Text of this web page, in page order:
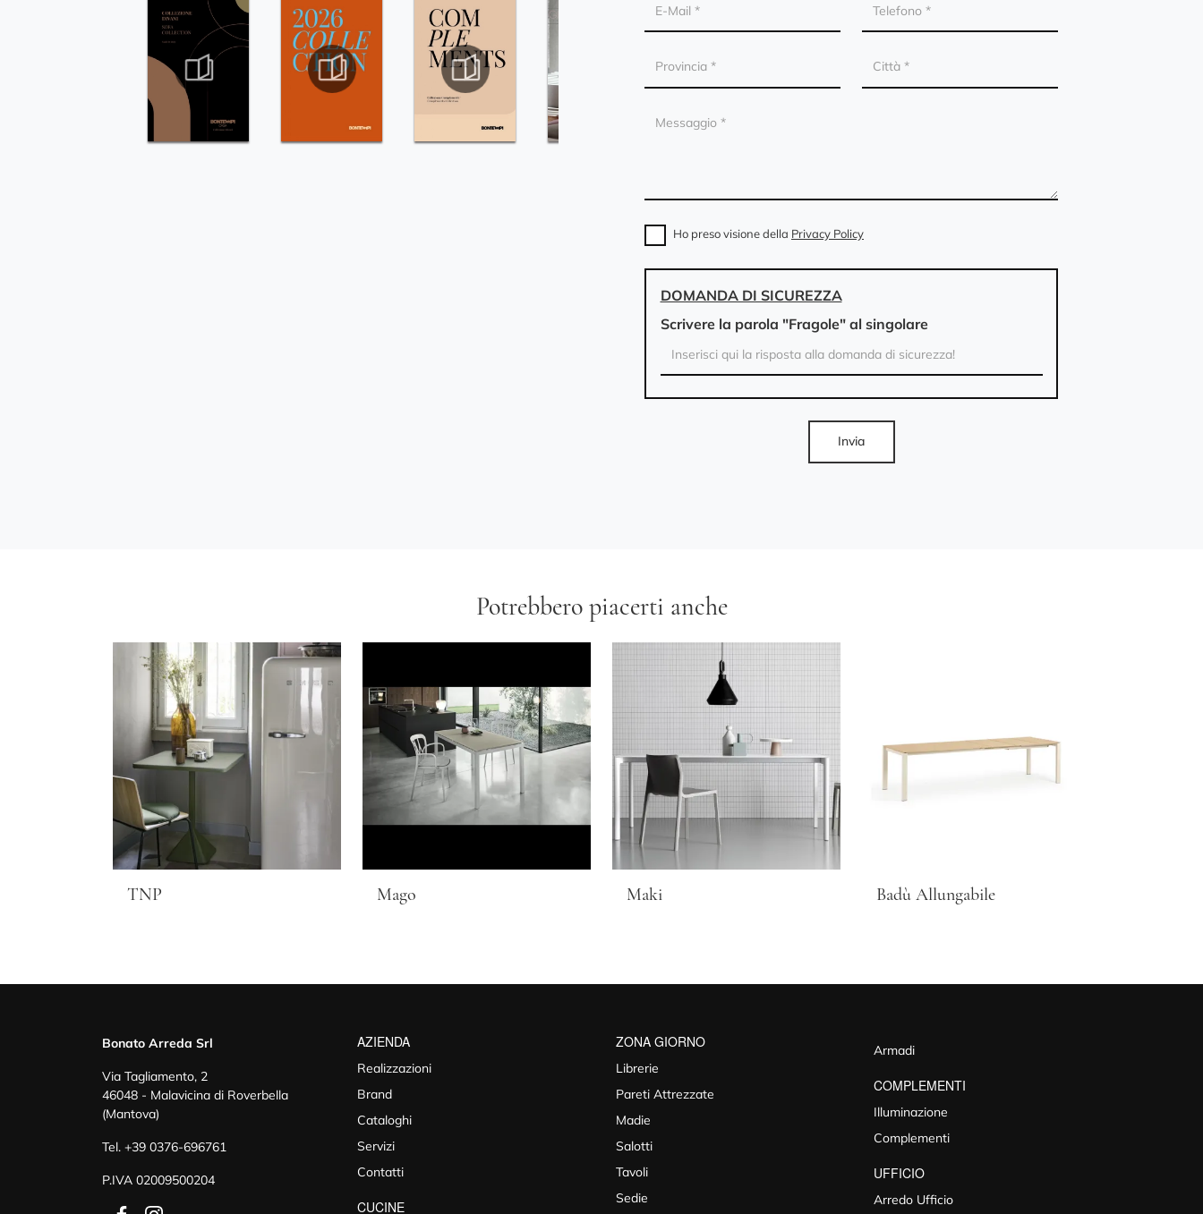
Ho preso visione della Privacy Policy
DOMANDA DI SICUREZZA
Scrivere la parola "Fragole" al singolare
Invia
Potrebbero piacerti anche
TNP Mago Maki Badù Allungabile
Bonato Arreda Srl
Via Tagliamento, 2
46048 - Malavicina di Roverbella
(Mantova)
Tel. +39 0376-696761
P.IVA 02009500204
AZIENDA
Realizzazioni
Brand
Cataloghi
Servizi
Contatti
CUCINE
ZONA GIORNO
Librerie
Pareti Attrezzate
Madie
Salotti
Tavoli
Sedie
Armadi
COMPLEMENTI
Illuminazione
Complementi
UFFICIO
Arredo Ufficio